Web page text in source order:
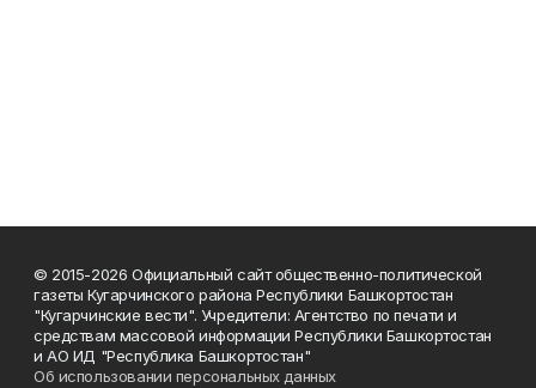
© 2015-2026 Официальный сайт общественно-политической
газеты Кугарчинского района Республики Башкортостан
"Кугарчинские вести". Учредители: Агентство по печати и
средствам массовой информации Республики Башкортостан
и АО ИД "Республика Башкортостан"
Об использовании персональных данных